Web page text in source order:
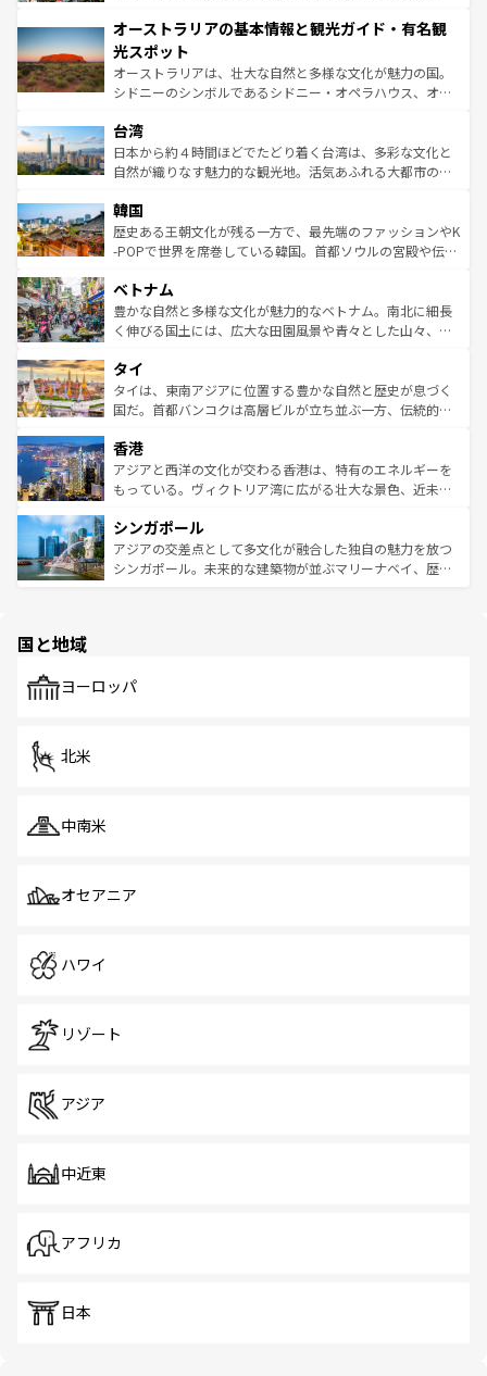
部のニューオーリンズでは、音楽と美食が融合した独特の
文化が魅力。旅行者はアメリカの各地域で異なる魅力を楽
しみながら、その多様性と豊かな歴史を感じることができ
るだろう。車でのロードトリップや列車の旅も、アメリカ
情報は
ワイ島は見逃せない。また、定番の観光地といえばオアフ
島だが、静かな自然を求めるならマウイ島やカウアイ島が
おすすめ。エメラルドグリーンに輝く海をはじめ、豊かな
文化や歴史が息づいている。「アロハスピリット」と呼ば
人々、おいしいローカルフードやハワイアンミュージッ
ク、伝統的なフラダンスなど、すべてがハワイの魅力を彩
っている。訪れるたびに新しい発見と感動が待っているハ
はコンテンツ一覧
オーストラリアの基本情報と観光ガイド・有名観
光スポット
オーストラリアは、壮大な自然と多様な文化が魅力の国。
シドニーのシンボルであるシドニー・オペラハウス、オー
リアリーフや大陸中央部にそびえるウルル（エアーズロッ
ク）、タスマニアの美しい原生林やケアンズの熱帯雨林な
ど、見どころがたくさん。また、カフェやワイン、オージ
いる。アクティビティも充実しており、サーフィンやダイ
ビング、ハイキングなど、アウトドア好きにはたまらな
い。オーストラリアの多彩な魅力を存分に味わいつくそ
参照してほしい。
台湾
日本から約４時間ほどでたどり着く台湾は、多彩な文化と
自然が織りなす魅力的な観光地。活気あふれる大都市の台
ン）、静ひつな山岳地帯である台湾東部など、都市の喧騒
と山間の静けさが共存しており、訪れる人に新しい発見と
驚きをもたらしてくれる。また、奥深い台湾の食文化も魅
容にもいいと評判のスイーツなど、バラエティ豊かな料理
が味わえる。 なお、新着の台湾情報は コンテンツ一覧を参
照してほしい。
韓国
歴史ある王朝文化が残る一方で、最先端のファッションやK
-POPで世界を席巻している韓国。首都ソウルの宮殿や伝統
き、地方に足を延ばせば四季折々の自然美を楽しむことが
できる。そして、キムチや焼肉、絶品のストリートフード
まで、さまざまな韓国料理が待っている。夜には、韓国な
リティに包まれながら、韓国の多彩な魅力を心ゆくまで味
わってみてほしい。 なお、新着の韓国情報はコンテンツ一
覧を参照してほしい。
ベトナム
豊かな自然と多様な文化が魅力的なベトナム。南北に細長
く伸びる国土には、広大な田園風景や青々とした山々、世
急速な発展と共に伝統が息づく。ハノイの古い町並みやホ
ーチミン市のフランス統治時代の建物も、独特の雰囲気を
醸し出している。また、バラエティの豊かさとおいしさで
とつ。フォーやバインミー、ベトナムコーヒーなどは、ぜ
ひ現地で味わいたい。どの地域を訪れてもあたたかい人々
が旅行者を迎えてくれるので、きっと忘れられない旅にな
参照してほしい。
タイ
タイは、東南アジアに位置する豊かな自然と歴史が息づく
国だ。首都バンコクは高層ビルが立ち並ぶ一方、伝統的な
の活気が交差している。北部ではチェンマイなどの山岳地
帯で自然と触れ合い、南部ではプーケットやクラビの美し
いビーチでリゾート気分を楽しむことができる。タイ料理
激する。気候は一年中温暖で、どの季節にも異なる楽しみ
が待っている。親しみやすいタイの人々、仏教を中心とし
た文化、そして多様な観光資源が、訪れる旅人を魅了し続
香港
アジアと西洋の文化が交わる香港は、特有のエネルギーを
もっている。ヴィクトリア湾に広がる壮大な景色、近未来
み、どこを訪れても感動するはず。観光スポットが密集し
ており、効率よく見どころを回れるのも魅力。息をのむよ
うな絶景から文化的な体験まで、香港を存分に楽しみ尽く
シンガポール
アジアの交差点として多文化が融合した独自の魅力を放つ
シンガポール。未来的な建築物が並ぶマリーナベイ、歴史
で、ホーカーズは地元の風情を楽しめる外せないスポット
国と地域
ヨーロッパ
北米
中南米
オセアニア
ハワイ
リゾート
アジア
中近東
アフリカ
日本